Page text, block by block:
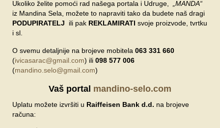
Ukoliko želite pomoći rad našega portala i Udruge, „MANDA“
iz Mandina Sela, možete to napraviti tako da budete naš dragi
PODUPIRATELJ ili pak REKLAMIRATI svoje proizvode, tvrtku
i sl.
O svemu detaljnije na brojeve mobitela 063 331 660
(ivicasarac@gmail.com) ili 098 577 006
(mandino.selo@gmail.com)
Vaš portal mandino-selo.com
Uplatu možete izvršiti u Raiffeisen Bank d.d. na brojeve
računa: